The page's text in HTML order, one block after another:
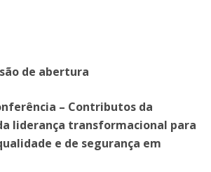
de abertura
– Contributos da
liderança transformacional para
e de segurança em